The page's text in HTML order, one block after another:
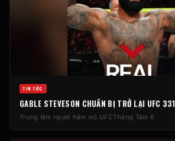
TIN TỨC
GABLE STEVESON CHUẨN BỊ TRỞ LẠI UFC 331
Trung tâm người hâm mộ UFCTháng Tám 6